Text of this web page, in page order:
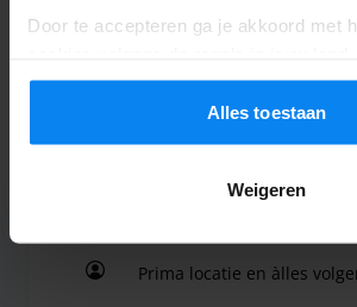
Door te accepteren ga je akkoord met
instellingen op elk moment
Privacybeleid.
Alles toestaan
Weigeren
Prima locatie en àlles